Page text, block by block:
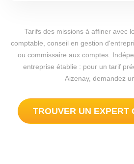
Tarifs des missions à affiner avec
comptable, conseil en gestion
ou commissaire aux comptes.
entreprise établie : pour un tarif
Aizenay, demandez
TROUVER UN EXPERT